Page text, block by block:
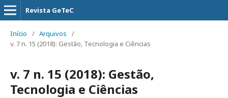
Revista GeTeC
Início / Arquivos
/
v. 7 n. 15 (2018): Gestão, Tecnologia e Ciências
v. 7 n. 15 (2018): Gestão,
Tecnologia e Ciências